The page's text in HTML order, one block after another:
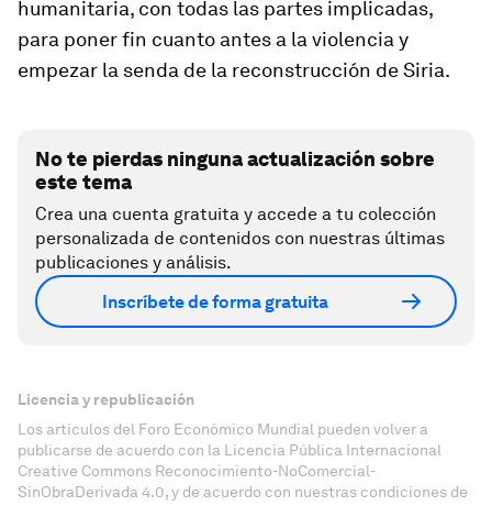
humanitaria, con todas las partes implicadas,
para poner fin cuanto antes a la violencia y
empezar la senda de la reconstrucción de Siria.
No te pierdas ninguna actualización sobre
este tema
Crea una cuenta gratuita y accede a tu colección
personalizada de contenidos con nuestras últimas
publicaciones y análisis.
Inscríbete de forma gratuita
Licencia y republicación
Los artículos del Foro Económico Mundial pueden volver a
publicarse de acuerdo con la Licencia Pública Internacional
Creative Commons Reconocimiento-NoComercial-
SinObraDerivada 4.0, y de acuerdo con nuestras condiciones de